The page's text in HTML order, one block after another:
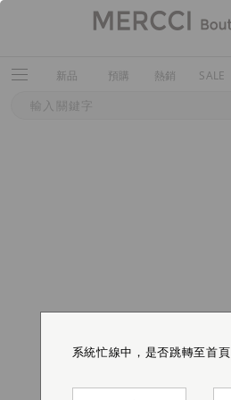
新品 預購 熱銷 SALE
系統忙線中，是否跳轉至首頁
系統忙線中，是否跳轉至首頁
系統忙線中，是否跳轉至首頁
系統忙線中，是否跳轉至首頁
系統忙線中，是否跳轉至首頁